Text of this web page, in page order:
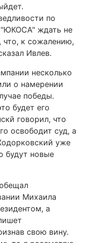
по
"ЮКОСА" ждать не
что, к сожалению,
Ивлев.
несколько
о намерении
победы.
будет его
говорил, что
освободит суд, а
уже
будут новые
Михаила
а
свою вину.